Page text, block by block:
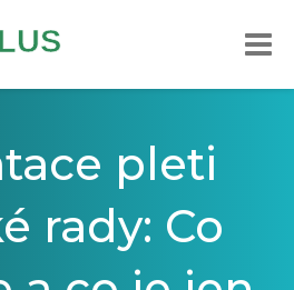
pleti
rady: Co